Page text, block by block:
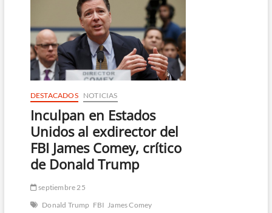
o
cuatro
días”
para
aceptar
el
plan
de
paz
para
Gaza
DESTACADOS NOTICIAS
Inculpan en Estados
Unidos al exdirector del
FBI James Comey, crítico
de Donald Trump
septiembre 25
Donald Trump FBI James Comey